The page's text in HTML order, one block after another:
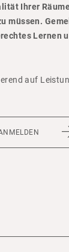
Ihrer
müssen.
Lernen
auf